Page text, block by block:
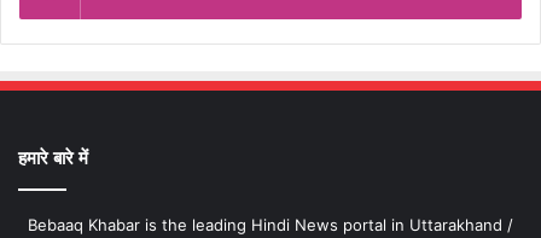
हमारे बारे में
Bebaaq Khabar is the leading Hindi News portal in Uttarakhand /